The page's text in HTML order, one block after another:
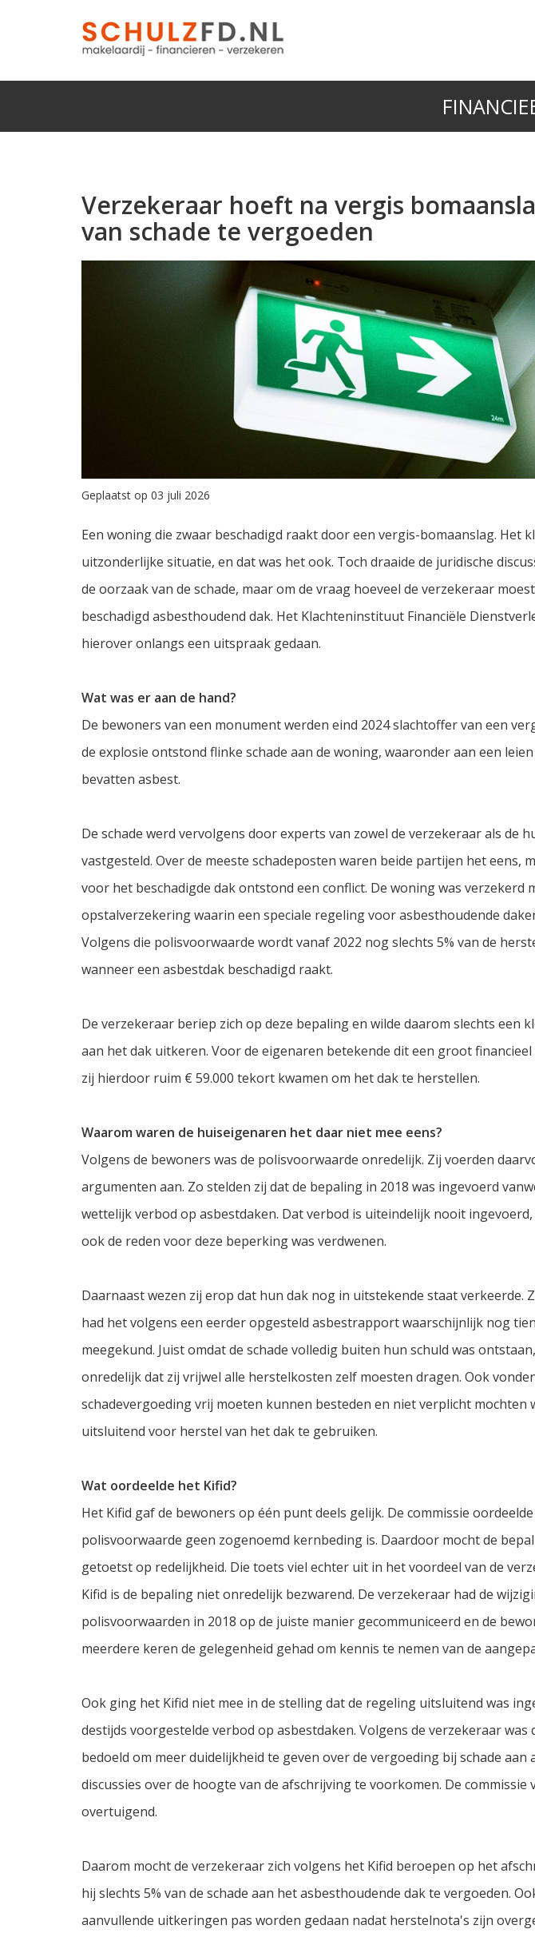
Verzekeraar hoeft na vergis
van schade te vergoeden
Geplaatst op 03 juli 2026
Een woning die zwaar beschadigd raakt door een vergis-bomaanslag. Het
uitzonderlijke situatie, en dat was het ook. Toch draaide de juridische
de oorzaak van de schade, maar om de vraag hoeveel de verzekeraar
beschadigd asbesthoudend dak. Het Klachteninstituut Financiële
hierover onlangs een uitspraak gedaan.
Wat was er aan de hand?
De bewoners van een monument werden eind 2024 slachtoffer van een
de explosie ontstond flinke schade aan de woning, waaronder aan een
bevatten asbest.
De schade werd vervolgens door experts van zowel de verzekeraar als de
vastgesteld. Over de meeste schadeposten waren beide partijen het eens,
voor het beschadigde dak ontstond een conflict. De woning was verzekerd
opstalverzekering waarin een speciale regeling voor asbesthoudende
Volgens die polisvoorwaarde wordt vanaf 2022 nog slechts 5% van de
wanneer een asbestdak beschadigd raakt.
De verzekeraar beriep zich op deze bepaling en wilde daarom slechts een
aan het dak uitkeren. Voor de eigenaren betekende dit een groot
zij hierdoor ruim € 59.000 tekort kwamen om het dak te herstellen.
Waarom waren de huiseigenaren het daar niet mee eens?
Volgens de bewoners was de polisvoorwaarde onredelijk. Zij voerden
argumenten aan. Zo stelden zij dat de bepaling in 2018 was ingevoerd
wettelijk verbod op asbestdaken. Dat verbod is uiteindelijk nooit
ook de reden voor deze beperking was verdwenen.
Daarnaast wezen zij erop dat hun dak nog in uitstekende staat verkeerde.
had het volgens een eerder opgesteld asbestrapport waarschijnlijk nog
meegekund. Juist omdat de schade volledig buiten hun schuld was
onredelijk dat zij vrijwel alle herstelkosten zelf moesten dragen. Ook
schadevergoeding vrij moeten kunnen besteden en niet verplicht mochten
uitsluitend voor herstel van het dak te gebruiken.
Wat oordeelde het Kifid?
Het Kifid gaf de bewoners op één punt deels gelijk. De commissie
polisvoorwaarde geen zogenoemd kernbeding is. Daardoor mocht de
getoetst op redelijkheid. Die toets viel echter uit in het voordeel van de
Kifid is de bepaling niet onredelijk bezwarend. De verzekeraar had de
polisvoorwaarden in 2018 op de juiste manier gecommuniceerd en de
meerdere keren de gelegenheid gehad om kennis te nemen van de
Ook ging het Kifid niet mee in de stelling dat de regeling uitsluitend was
destijds voorgestelde verbod op asbestdaken. Volgens de verzekeraar was
bedoeld om meer duidelijkheid te geven over de vergoeding bij schade aan
discussies over de hoogte van de afschrijving te voorkomen. De commissie
overtuigend.
Daarom mocht de verzekeraar zich volgens het Kifid beroepen op het
hij slechts 5% van de schade aan het asbesthoudende dak te vergoeden.
aanvullende uitkeringen pas worden gedaan nadat herstelnota's zijn